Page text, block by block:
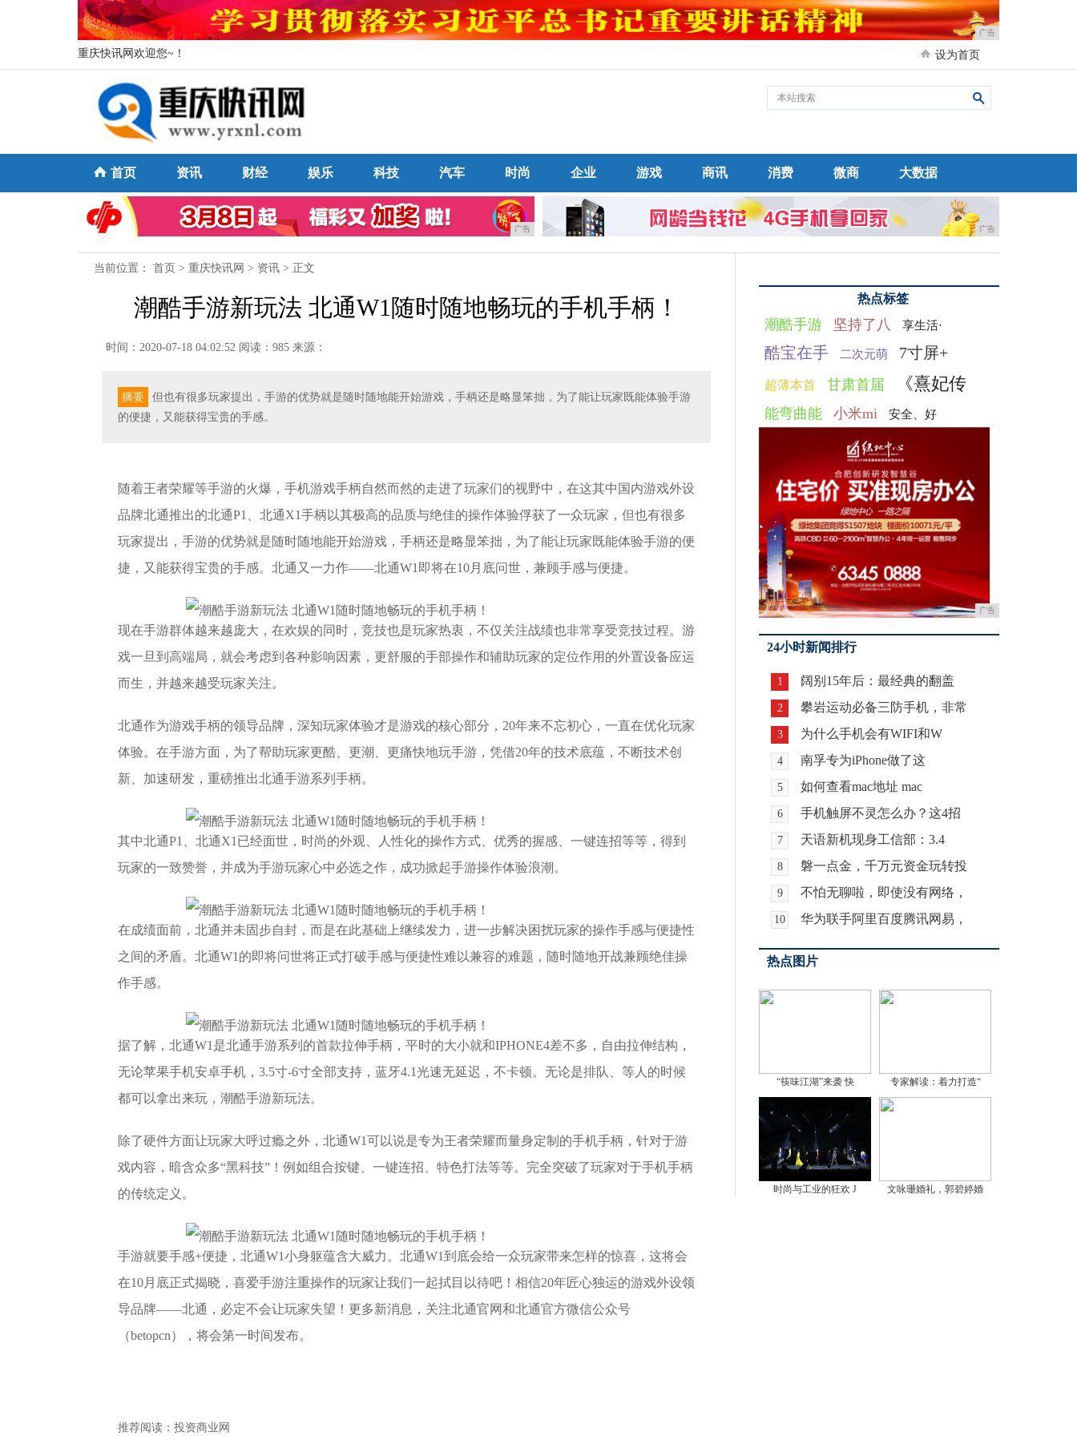
广告
重庆快讯网欢迎您~！ 设为首页
首页 资讯 财经 娱乐 科技 汽车 时尚 企业 游戏 商讯 消费 微商 大数据
广告 广告
当前位置： 首页 > 重庆快讯网 > 资讯 > 正文
潮酷手游新玩法 北通W1随时随地畅玩的手机手柄！
时间：2020-07-18 04:02:52 阅读：985 来源：
摘要
但也有很多玩家提出，手游的优势就是随时随地能开始游戏，手柄还是略显笨拙，为了能让玩家既能体验手游
的便捷，又能获得宝贵的手感。
随着王者荣耀等手游的火爆，手机游戏手柄自然而然的走进了玩家们的视野中，在这其中国内游戏外设
品牌北通推出的北通P1、北通X1手柄以其极高的品质与绝佳的操作体验俘获了一众玩家，但也有很多
玩家提出，手游的优势就是随时随地能开始游戏，手柄还是略显笨拙，为了能让玩家既能体验手游的便
捷，又能获得宝贵的手感。北通又一力作——北通W1即将在10月底问世，兼顾手感与便捷。
现在手游群体越来越庞大，在欢娱的同时，竞技也是玩家热衷，不仅关注战绩也非常享受竞技过程。游
戏一旦到高端局，就会考虑到各种影响因素，更舒服的手部操作和辅助玩家的定位作用的外置设备应运
而生，并越来越受玩家关注。
北通作为游戏手柄的领导品牌，深知玩家体验才是游戏的核心部分，20年来不忘初心，一直在优化玩家
体验。在手游方面，为了帮助玩家更酷、更潮、更痛快地玩手游，凭借20年的技术底蕴，不断技术创
新、加速研发，重磅推出北通手游系列手柄。
其中北通P1、北通X1已经面世，时尚的外观、人性化的操作方式、优秀的握感、一键连招等等，得到
玩家的一致赞誉，并成为手游玩家心中必选之作，成功掀起手游操作体验浪潮。
在成绩面前，北通并未固步自封，而是在此基础上继续发力，进一步解决困扰玩家的操作手感与便捷性
之间的矛盾。北通W1的即将问世将正式打破手感与便捷性难以兼容的难题，随时随地开战兼顾绝佳操
作手感。
据了解，北通W1是北通手游系列的首款拉伸手柄，平时的大小就和IPHONE4差不多，自由拉伸结构，
无论苹果手机安卓手机，3.5寸-6寸全部支持，蓝牙4.1光速无延迟，不卡顿。无论是排队、等人的时候
都可以拿出来玩，潮酷手游新玩法。
除了硬件方面让玩家大呼过瘾之外，北通W1可以说是专为王者荣耀而量身定制的手机手柄，针对于游
戏内容，暗含众多“黑科技”！例如组合按键、一键连招、特色打法等等。完全突破了玩家对于手机手柄
的传统定义。
手游就要手感+便捷，北通W1小身躯蕴含大威力。北通W1到底会给一众玩家带来怎样的惊喜，这将会
在10月底正式揭晓，喜爱手游注重操作的玩家让我们一起拭目以待吧！相信20年匠心独运的游戏外设领
导品牌——北通，必定不会让玩家失望！更多新消息，关注北通官网和北通官方微信公众号
（betopcn），将会第一时间发布。
推荐阅读： 投资商业网
热点标签
潮酷手游 坚持了八 享生活·
酷宝在手 二次元萌 7寸屏+
超薄本首 甘肃首届 《熹妃传
能弯曲能 小米mi 安全、好
广告
24小时新闻排行
1 阔别15年后：最经典的翻盖
2 攀岩运动必备三防手机，非常
3 为什么手机会有WIFI和W
4 南孚专为iPhone做了这
5 如何查看mac地址 mac
6 手机触屏不灵怎么办？这4招
7 天语新机现身工信部：3.4
8 磐一点金，千万元资金玩转投
9 不怕无聊啦，即使没有网络，
10 华为联手阿里百度腾讯网易，
热点图片
“筷味江湖”来袭 快 专家解读：着力打造“
时尚与工业的狂欢 J 文咏珊婚礼，郭碧婷婚